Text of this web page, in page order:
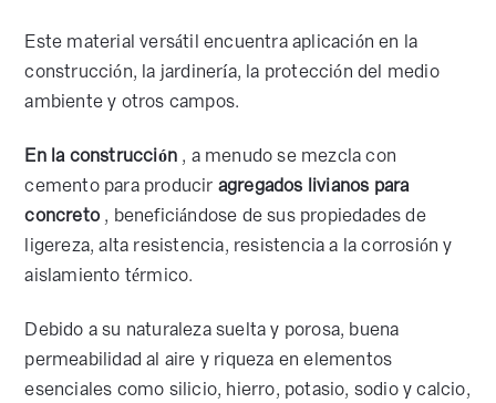
Este material versátil encuentra aplicación en la
construcción, la jardinería, la protección del medio
ambiente y otros campos.
En la construcción , a menudo se mezcla con
cemento para producir agregados livianos para
concreto , beneficiándose de sus propiedades de
ligereza, alta resistencia, resistencia a la corrosión y
aislamiento térmico.
Debido a su naturaleza suelta y porosa, buena
permeabilidad al aire y riqueza en elementos
esenciales como silicio, hierro, potasio, sodio y calcio,